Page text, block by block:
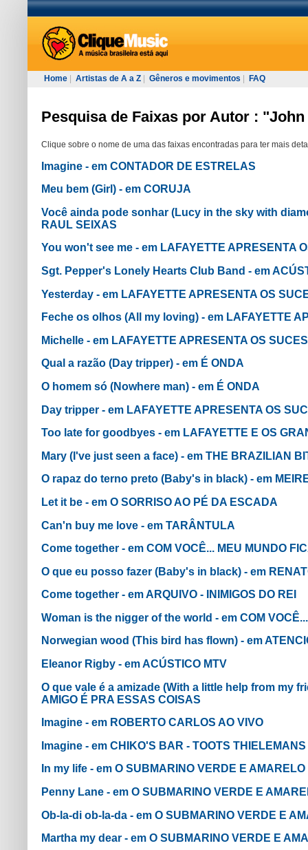
Home Artistas de A a Z Gêneros e movimentos FAQ
Pesquisa de Faixas por Autor :
Clique sobre o nome de uma das faixas encontradas para ter mais
Imagine - em CONTADOR DE ESTRELAS
Meu bem (Girl) - em CORUJA
Você ainda pode sonhar (Lucy in the sky with
RAUL SEIXAS
You won't see me - em LAFAYETTE APRESENTA
Sgt. Pepper's Lonely Hearts Club Band - em
Yesterday - em LAFAYETTE APRESENTA OS
Feche os olhos (All my loving) - em LAFAYETTE
Michelle - em LAFAYETTE APRESENTA OS
Qual a razão (Day tripper) - em É ONDA
O homem só (Nowhere man) - em É ONDA
Day tripper - em LAFAYETTE APRESENTA OS
Too late for goodbyes - em LAFAYETTE E OS
Mary (I've just seen a face) - em THE BRAZILIAN
O rapaz do terno preto (Baby's in black) - em
Let it be - em O SORRISO AO PÉ DA ESCADA
Can'n buy me love - em TARÂNTULA
Come together - em COM VOCÊ... MEU MUNDO
O que eu posso fazer (Baby's in black) - em
Come together - em ARQUIVO - INIMIGOS DO REI
Woman is the nigger of the world - em COM
Norwegian wood (This bird has flown) - em
Eleanor Rigby - em ACÚSTICO MTV
O que vale é a amizade (With a little help from my
AMIGO É PRA ESSAS COISAS
Imagine - em ROBERTO CARLOS AO VIVO
Imagine - em CHIKO'S BAR - TOOTS
In my life - em O SUBMARINO VERDE E AMARELO
Penny Lane - em O SUBMARINO VERDE E
Ob-la-di ob-la-da - em O SUBMARINO VERDE E
Martha my dear - em O SUBMARINO VERDE E